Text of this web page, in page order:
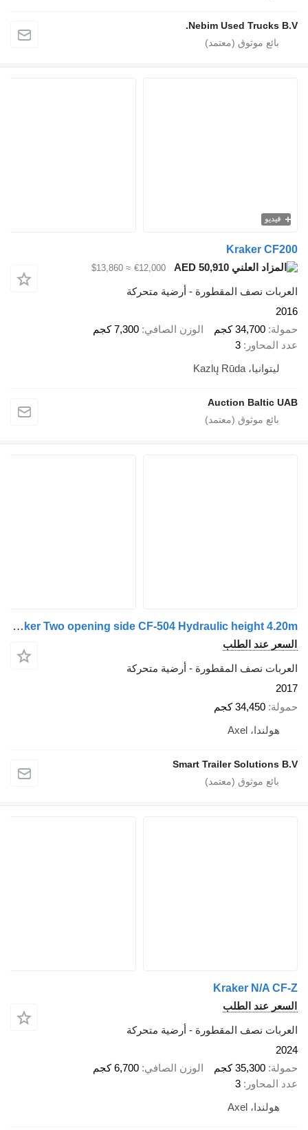
Nebim Used
Kraker
€12,000
≈ $13,860
نصف المقطورة - أرضية متحركة
34,700 كجم الوزن الصافي 7,300 كجم
3
Auction
Kraker Two opening side CF-504 Hydraulic height 4.20m
الطلب
نصف المقطورة - أرضية متحركة
34,450 كجم
Smart Trailer
Kraker N/
الطلب
نصف المقطورة - أرضية متحركة
35,300 كجم الوزن الصافي 6,700 كجم
3